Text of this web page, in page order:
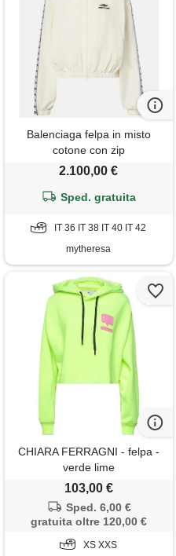
Balenciaga felpa in misto
cotone con zip
2.100,00 €
Sped. gratuita
IT 36 IT 38 IT 40 IT 42
mytheresa
CHIARA FERRAGNI - felpa -
verde lime
103,00 €
Sped. 6,00 €
gratuita oltre 120,00 €
XS XXS